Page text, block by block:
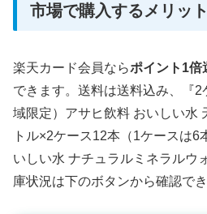
市場で購入するメリット
楽天カード会員ならポイント1倍
できます。送料は送料込み、『
域限定）アサヒ飲料 おいしい水
トル×2ケース12本（1ケースは6
いしい水 ナチュラルミネラルウ
庫状況は下のボタンから確認でき